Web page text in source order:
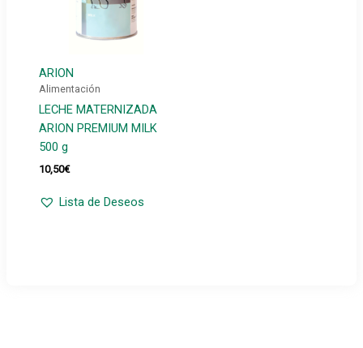
ARION
Alimentación
LECHE MATERNIZADA
ARION PREMIUM MILK
500 g
10,50€
Lista de Deseos